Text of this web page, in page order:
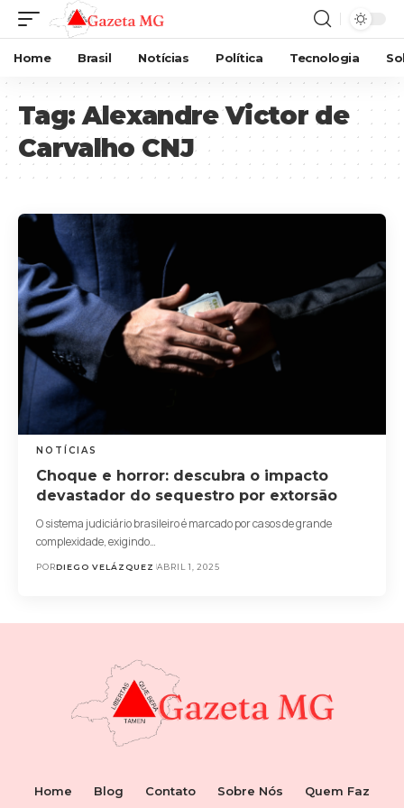
Home Brasil Notícias Política Tecnologia
Tag:Alexandre Victor de
Carvalho CNJ
NOTÍCIAS
Choque e horror: descubra o impacto
devastador do sequestro por extorsão
O sistema judiciário brasileiro é marcado por casos de grande
complexidade, exigindo…
PORDIEGO VELÁZQUEZ ABRIL 1, 2025
Home Blog Contato Sobre Nós Quem Faz